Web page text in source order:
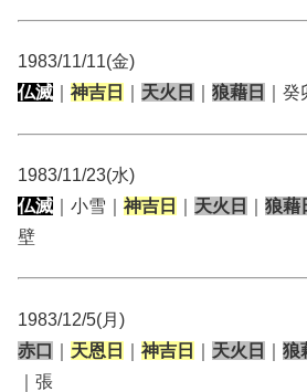
1983/11/11(金)
仏滅
神吉日 天火日 狼藉日 ｜
1983/11/23(水)
仏滅 ｜小雪｜ 神吉日 天火日 狼藉
壁
1983/12/5(月)
赤口
天恩日 神吉日 天火日 狼
｜張